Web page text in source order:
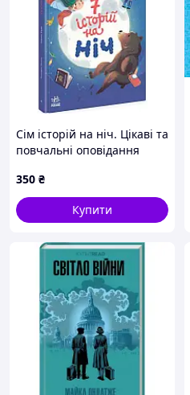
Сім історій на ніч. Цікаві та
повчальні оповідання
350 ₴
Купити